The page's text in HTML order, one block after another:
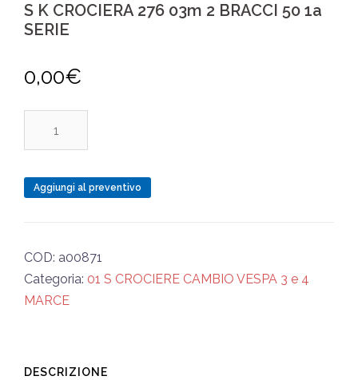
S K CROCIERA 276 03m 2 BRACCI 50 1a
SERIE
0,00€
276
BRACCI
50
1a
Aggiungi al preventivo
COD: a00871
Categoria: 01 S CROCIERE CAMBIO VESPA 3 e 4
MARCE
DESCRIZIONE